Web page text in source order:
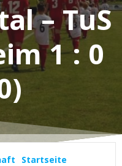
– TuS
1 : 0
Startseite